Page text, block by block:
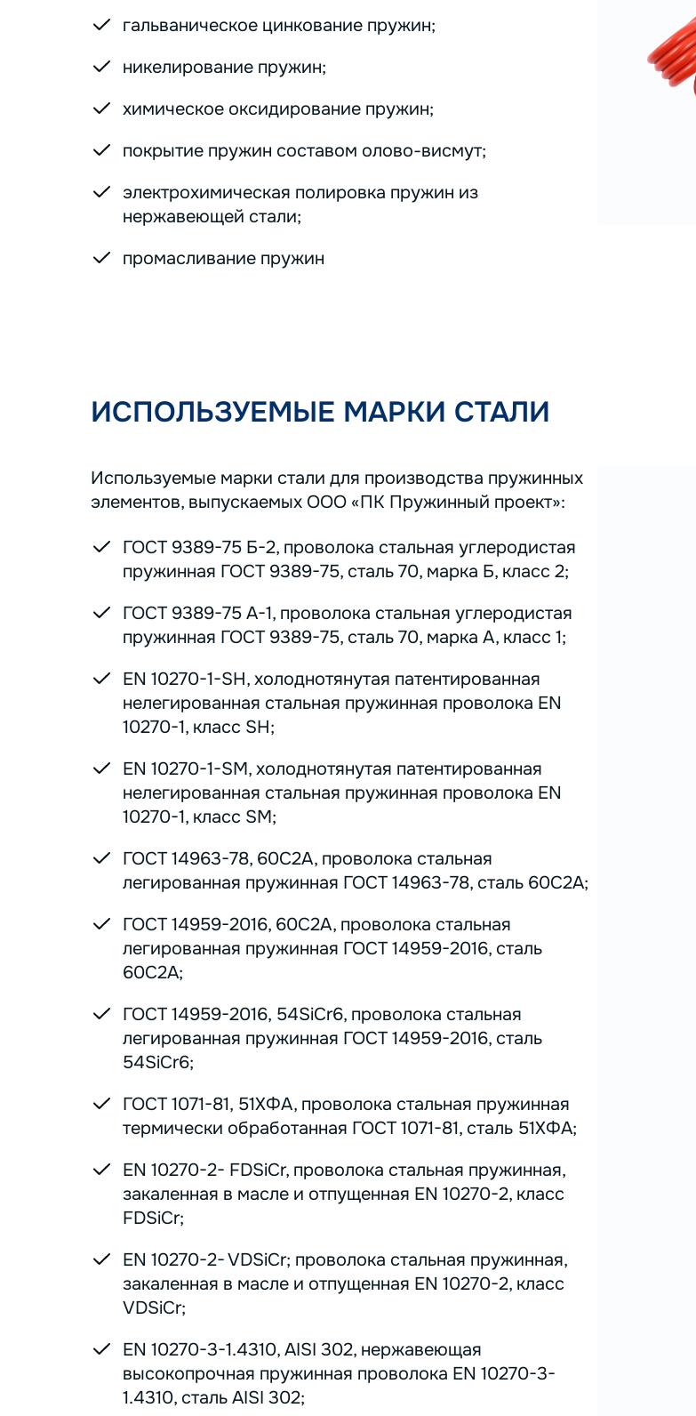
гальваническое цинкование пружин;
никелирование пружин;
химическое оксидирование пружин;
покрытие пружин составом олово-висмут;
электрохимическая полировка пружин из
нержавеющей стали;
промасливание пружин
ИСПОЛЬЗУЕМЫЕ МАРКИ СТАЛИ
Используемые марки стали для производства пружинных
элементов, выпускаемых ООО «ПК Пружинный проект»:
ГОСТ 9389-75 Б-2, проволока стальная углеродистая
пружинная ГОСТ 9389-75, сталь 70, марка Б, класс 2;
ГОСТ 9389-75 А-1, проволока стальная углеродистая
пружинная ГОСТ 9389-75, сталь 70, марка А, класс 1;
EN 10270-1-SH, холоднотянутая патентированная
нелегированная стальная пружинная проволока EN
10270-1, класс SH;
EN 10270-1-SM, холоднотянутая патентированная
нелегированная стальная пружинная проволока EN
10270-1, класс SM;
ГОСТ 14963-78, 60С2А, проволока стальная
легированная пружинная ГОСТ 14963-78, сталь 60С2А;
ГОСТ 14959-2016, 60С2А, проволока стальная
легированная пружинная ГОСТ 14959-2016, сталь
60С2А;
ГОСТ 14959-2016, 54SiCr6, проволока стальная
легированная пружинная ГОСТ 14959-2016, сталь
54SiCr6;
ГОСТ 1071-81, 51ХФА, проволока стальная пружинная
термически обработанная ГОСТ 1071-81, сталь 51ХФА;
EN 10270-2- FDSiCr, проволока стальная пружинная,
закаленная в масле и отпущенная EN 10270-2, класс
FDSiCr;
EN 10270-2- VDSiCr; проволока стальная пружинная,
закаленная в масле и отпущенная EN 10270-2, класс
VDSiCr;
EN 10270-3-1.4310, AISI 302, нержавеющая
высокопрочная пружинная проволока EN 10270-3-
1.4310, сталь AISI 302;